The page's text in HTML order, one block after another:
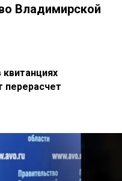
Владимирской